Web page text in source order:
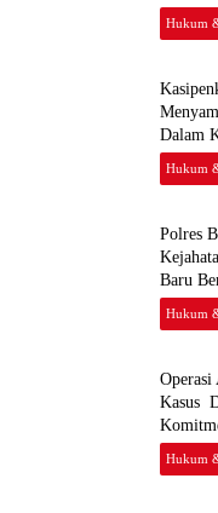
Hukum
Dalam
JPU,
Hukum
Polres
Baru
Hukum
Kasus
Hukum